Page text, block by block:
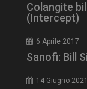
Colangite
(Intercept)
6 Aprile 2017
Sanofi: Bill
14 Giugno 2021